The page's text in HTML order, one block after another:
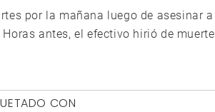
por la mañana luego de asesinar a
antes, el efectivo hirió de muerte
CON